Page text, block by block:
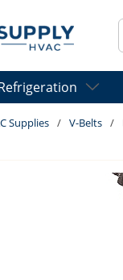
Supplies / V-Belts /